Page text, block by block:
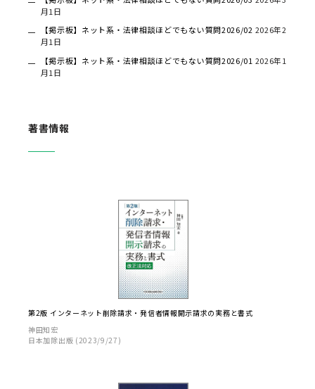
月1日
【掲示板】ネット系・法律相談ほどでもない質問2026/02 2026年2
月1日
【掲示板】ネット系・法律相談ほどでもない質問2026/01 2026年1
月1日
著書情報
第2版 インターネット削除請求・発信者情報開示請求の実務と書式
神田知宏
日本加除出版 (2023/9/27)